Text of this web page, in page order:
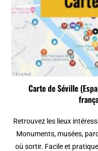
Carte de Séville
Retrouvez les lieux
Monuments, musées,
où sortir. Facile et